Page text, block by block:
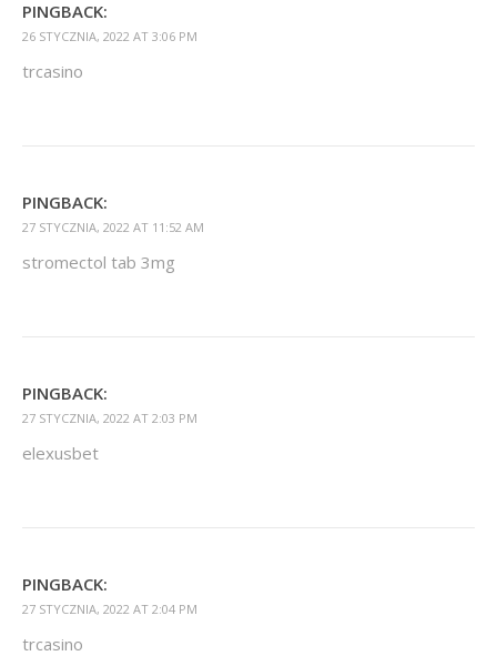
PINGBACK:
26 STYCZNIA, 2022 AT 3:06 PM
trcasino
PINGBACK:
27 STYCZNIA, 2022 AT 11:52 AM
stromectol tab 3mg
PINGBACK:
27 STYCZNIA, 2022 AT 2:03 PM
elexusbet
PINGBACK:
27 STYCZNIA, 2022 AT 2:04 PM
trcasino